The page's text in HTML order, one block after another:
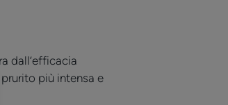
dall’efficacia
più intensa e